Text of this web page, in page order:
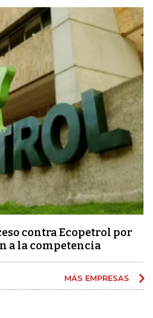
contra Ecopetrol por
a la competencia
MÁS EMPRESAS